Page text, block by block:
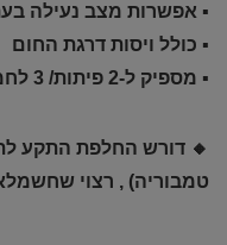
▪ אפשרות מצב נעילה
▪ כולל ויסות דרגת החום
▪ מספיק ל-2 פיתות/ 3 לחמים/2 לחמניות
טמבוריה) , רצוי